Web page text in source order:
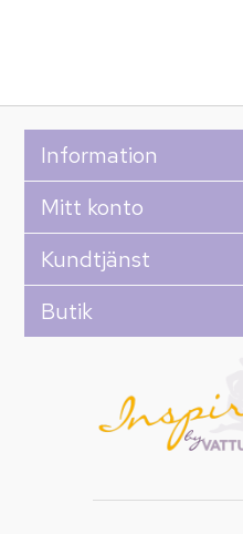
Information
Mitt konto
Kundtjänst
Butik